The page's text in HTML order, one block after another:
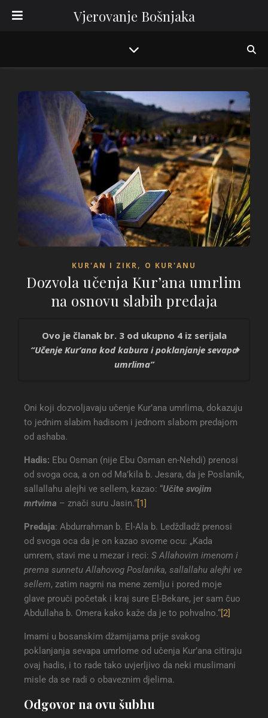
Vjerovanje Bošnjaka
KUR'AN I ZIKR, O KUR'ANU
Dozvola učenja Kur’ana umrlim
na osnovu slabih predaja
Ovo je članak br. 3 od ukupno 4 iz serijala
“Učenje Kur’ana kod kabura i poklanjanje sevapa
umrlima”
umrlima
Propis učenja Kur’ana kod kabura i poklanjanja
sevapa od učenja određenoj umrloj osobi
Dozvola učenja Kur’ana umrlim na osnovu
slabih predaja
Pitanje vezano za poklanjanje sevapa od učenja
Kur’ana umrlima
Oni koji dozvoljavaju učenje Kur’ana umrlima, dokazuju
to jednim slabim hadisom i jednom slabom predajom
od ashaba.
Hadis: Ebu Osman (nije Ebu Osman en-Nehdi) prenosi
od svoga oca, a on od Ma’kila b. Jesara, da je Poslanik,
sallallahu alejhi ve sellem, kazao: “Učite svojim
mrtvima – znači suru Jasin.“[1]
Predaja: Abdurrahman b. El-Ala b. Ledždladž prenosi
od svoga oca da je on kazao svome ocu: „Kada
umrem, stavi me u mezar i reci: S Allahovim imenom i
prema sunnetu Allahovog Poslanika, sallallahu alejhi ve
sellem, zatim nagrni na mene zemlju i pored moje
glave prouči početak i kraj sure El-Bekare, jer sam čuo
Abdullaha b. Omera kako kaže da je to pohvalno.“[2]
Imami u bosanskim džamijama prije svakog
poklanjanja sevapa umrlome od učenja Kur’ana citiraju
ovaj hadis, i to rade tako uvjerljivo da neki muslimani
misle da se radi o obaveznim djelima.
Odgovor na ovu šubhu